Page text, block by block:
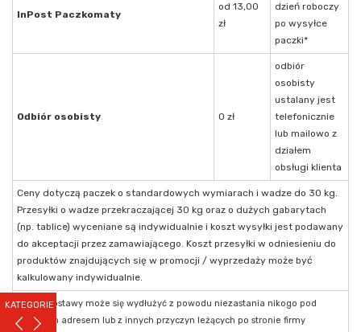
KATEGORIE
InPost Paczkomaty
od 13,00
zł
dzień roboczy
po wysyłce
paczki*
Odbiór osobisty 0 zł
odbiór
osobisty
ustalany jest
telefonicznie
lub mailowo z
działem
obsługi klienta
Ceny dotyczą paczek o standardowych wymiarach i wadze do 30 kg.
Przesyłki o wadze przekraczającej 30 kg oraz o dużych gabarytach
(np. tablice) wyceniane są indywidualnie i koszt wysyłki jest podawany
do akceptacji przez zamawiającego. Koszt przesyłki w odniesieniu do
produktów znajdujących się w promocji / wyprzedaży może być
kalkulowany indywidualnie.
* Czas dostawy może się wydłużyć z powodu niezastania nikogo pod
podanym adresem lub z innych przyczyn leżących po stronie firmy